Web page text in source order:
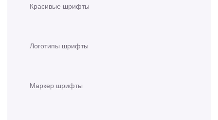
Красивые шрифты
Логотипы шрифты
Маркер шрифты